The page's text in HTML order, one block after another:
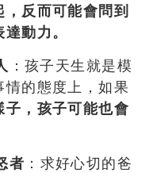
反而可能會問到
動力。
：孩子天生就是模
的態度上，如果
，孩子可能也會
者 ：求好心切的爸